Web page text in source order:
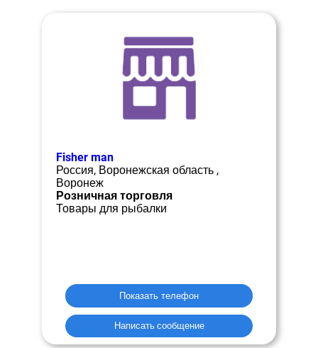
Fisher man
Россия, Воронежская область ,
Воронеж
Розничная торговля
Товары для рыбалки
Показать телефон
Написать сообщение